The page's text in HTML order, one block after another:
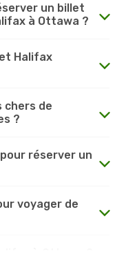
un billet
à Ottawa ?
Halifax
chers de
?
réserver un
voyager de